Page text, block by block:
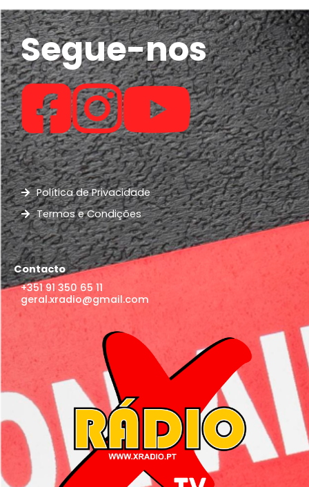
Segue-nos
Política de Privacidade
Termos e Condições
Contacto
+351 91 350 65 11
geral.xradio@gmail.com